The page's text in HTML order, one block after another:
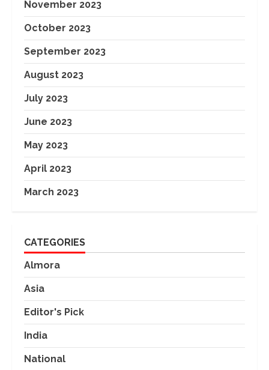
November 2023
October 2023
September 2023
August 2023
July 2023
June 2023
May 2023
April 2023
March 2023
CATEGORIES
Almora
Asia
Editor's Pick
India
National